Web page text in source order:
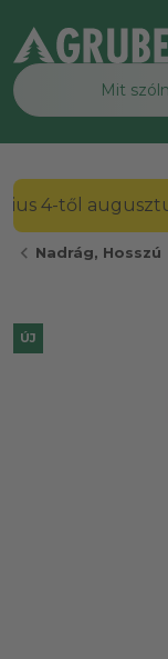
2026. július 4-
chevron_left Nadrág, Hosszú
ÚJ